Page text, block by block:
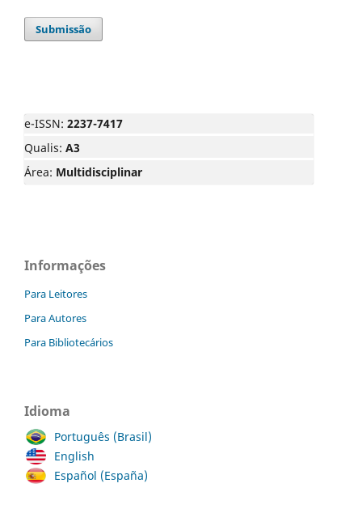
Submissão
e-ISSN: 2237-7417
Qualis: A3
Área: Multidisciplinar
Informações
Para Leitores
Para Autores
Para Bibliotecários
Idioma
Português (Brasil)
English
Español (España)